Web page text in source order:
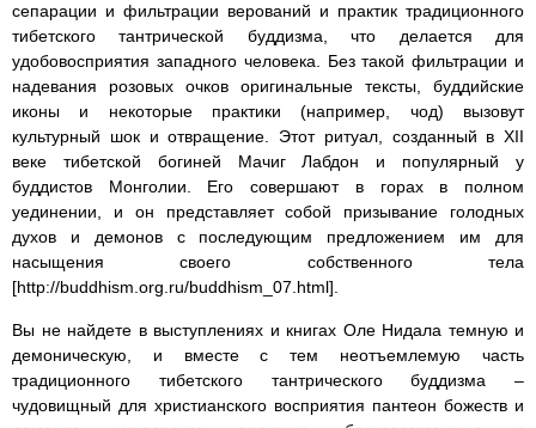
сепарации и фильтрации верований и практик традиционного
тибетского тантрической буддизма, что делается для
удобовосприятия западного человека. Без такой фильтрации и
надевания розовых очков оригинальные тексты, буддийские
иконы и некоторые практики (например, чод) вызовут
культурный шок и отвращение. Этот ритуал, созданный в XII
веке тибетской богиней Мачиг Лабдон и популярный у
буддистов Монголии. Его совершают в горах в полном
уединении, и он представляет собой призывание голодных
духов и демонов с последующим предложением им для
насыщения своего собственного тела
[http://buddhism.org.ru/buddhism_07.html].
Вы не найдете в выступлениях и книгах Оле Нидала темную и
демоническую, и вместе с тем неотъемлемую часть
традиционного тибетского тантрического буддизма –
чудовищный для христианского восприятия пантеон божеств и